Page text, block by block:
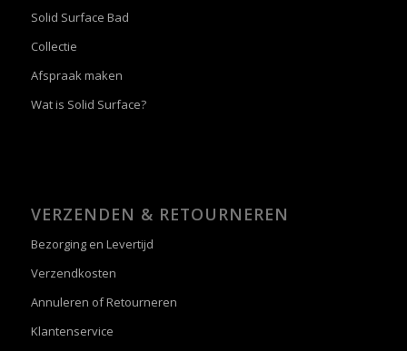
Solid Surface Bad
Collectie
Afspraak maken
Wat is Solid Surface?
VERZENDEN & RETOURNEREN
Bezorging en Levertijd
Verzendkosten
Annuleren of Retourneren
Klantenservice